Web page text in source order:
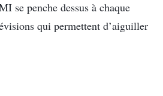
se penche dessus à chaque
qui permettent d’aiguiller